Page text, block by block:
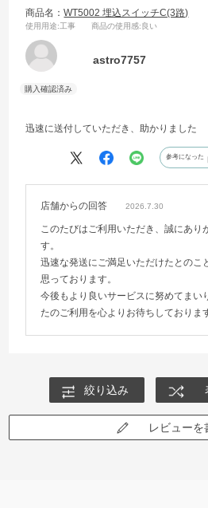
商品名：WT5002 埋込スイッチC(3路)
使用用途:工事 商品の使用感:良い
astro7757
迅速に送付していただき、助かりました
参考になった
店舗からの回答 2026.7.30
このたびはご利用いただき、誠にあり
す。
迅速な発送にご満足いただけたとのこ
思っております。
今後もより良いサービスに努めてまい
たのご利用を心よりお待ちしておりま
絞り込み
レビューを